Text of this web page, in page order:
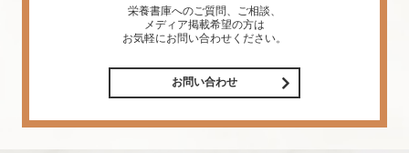
栄養書庫へのご質問、ご相談、
メディア掲載希望の方は
お気軽にお問い合わせください。
お問い合わせ